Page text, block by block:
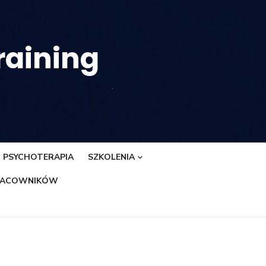
PSYCHOTERAPIA SZKOLENIA